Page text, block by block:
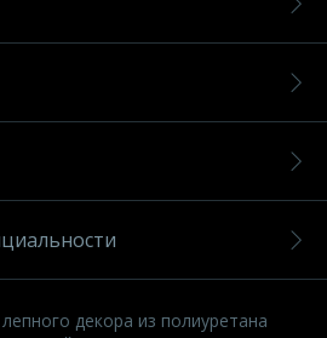
декора из полиуретана